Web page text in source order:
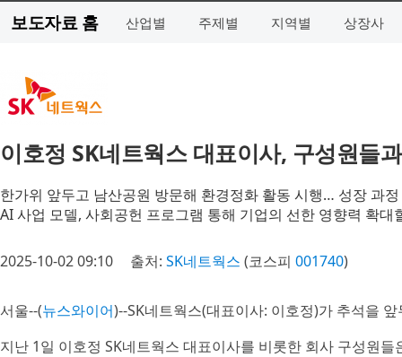
보도자료 홈 산업별 주제별 지역별 상장사
이호정 SK네트웍스 대표이사, 구성원들
한가위 앞두고 남산공원 방문해 환경정화 활동 시행… 성장 과
AI 사업 모델, 사회공헌 프로그램 통해 기업의 선한 영향력 확대
2025-10-02 09:10 출처: SK네트웍스 (코스피 001740)
서울--(뉴스와이어)--SK네트웍스(대표이사: 이호정)가 추석을
지난 1일 이호정 SK네트웍스 대표이사를 비롯한 회사 구성원